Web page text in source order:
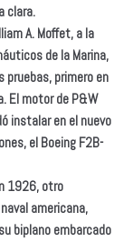
clara.
A. Moffet, a la
de la Marina,
pruebas, primero en
El motor de P&W
instalar en el nuevo
el Boeing F2B-
1926, otro
americana,
biplano embarcado